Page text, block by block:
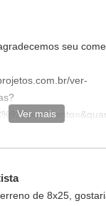
seu
ver-
de seu terreno
de seu jeito
necessidades,
Ver mais
de 8x25,